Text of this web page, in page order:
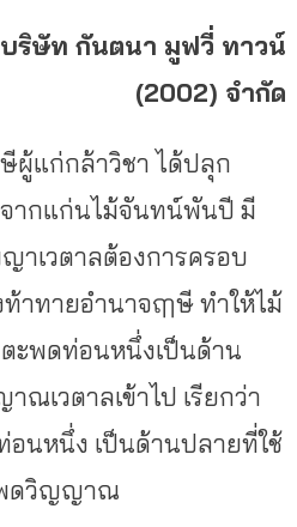
บริษัท กันตนา มูฟวี่ ทาวน์
(2002) จำกัด
ผู้แก่กล้าวิชา ได้ปลุก
ากแก่นไม้จันทน์พันปี มี
าเวตาลต้องการครอบ
าทายอำนาจฤๅษี ทำให้ไม้
ะพดท่อนหนึ่งเป็นด้าน
เวตาลเข้าไป เรียกว่า
อนหนึ่ง เป็นด้านปลายที่ใช้
พดวิญญาณ